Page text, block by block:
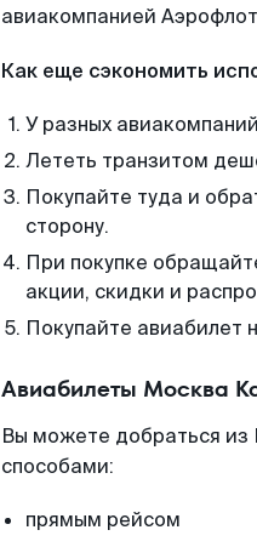
авиакомпанией
Как еще сэкономить
У разных
Лететь транзитом
Покупайте туда и
сторону.
При покупке
акции, скидки и
Покупайте авиабилет
Авиабилеты Москва
Вы можете добраться из
способами:
прямым рейсом